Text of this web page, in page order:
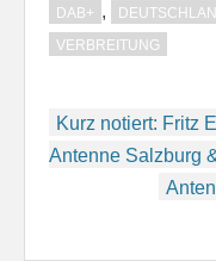
DAB+ ,
VERBREITUNG
Kurz notiert: Fritz
Antenne Salzburg